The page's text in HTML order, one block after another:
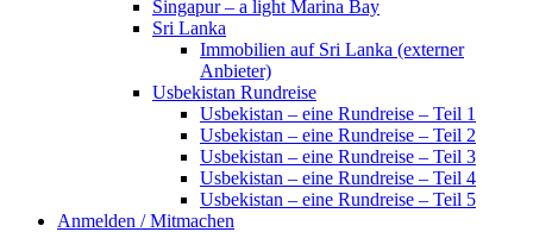
Singapur – a light Marina Bay
Sri Lanka
Immobilien auf Sri Lanka (externer
Anbieter)
Usbekistan Rundreise
Usbekistan – eine Rundreise – Teil 1
Usbekistan – eine Rundreise – Teil 2
Usbekistan – eine Rundreise – Teil 3
Usbekistan – eine Rundreise – Teil 4
Usbekistan – eine Rundreise – Teil 5
Anmelden / Mitmachen